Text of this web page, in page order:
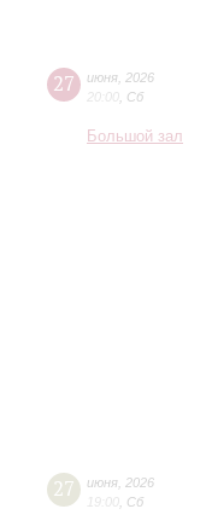
27 июня 2026
20:00 Сб
Большой зал
27 июня 2026
19:00 Сб